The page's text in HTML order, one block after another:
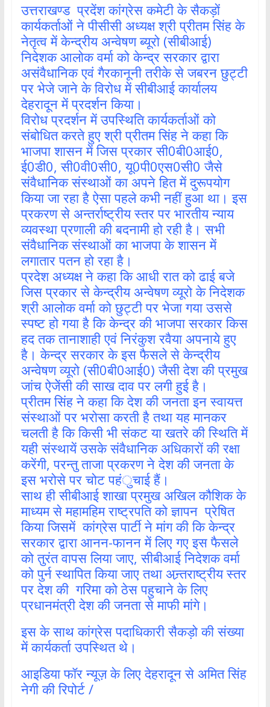
उत्तराखण्ड प्रदेंश कांग्रेस कमेटी के सैकड़ों
कार्यकर्ताओं ने पीसीसी अध्यक्ष श्री प्रीतम सिंह के
नेतृत्व में केन्द्रीय अन्वेषण ब्यूरो (सीबीआई)
निदेशक आलोक वर्मा को केन्द्र सरकार द्वारा
असंवैधानिक एवं गैरकानूनी तरीके से जबरन छुट्टी
पर भेजे जाने के विरोध में सीबीआई कार्यालय
देहरादून में प्रदर्शन किया।
विरोध प्रदर्शन में उपस्थिति कार्यकर्ताओं को
संबोधित करते हुए श्री प्रीतम सिंह ने कहा कि
भाजपा शासन में जिस प्रकार सी0बी0आई0,
ई0डी0, सी0वी0सी0, यू0पी0एस0सी0 जैसे
संवैधानिक संस्थाओं का अपने हित में दुरूपयोग
किया जा रहा है ऐसा पहले कभी नहीं हुआ था। इस
प्रकरण से अन्तर्राष्ट्रीय स्तर पर भारतीय न्याय
व्यवस्था प्रणाली की बदनामी हो रही है। सभी
संवैधानिक संस्थाओं का भाजपा के शासन में
लगातार पतन हो रहा है।
प्रदेश अध्यक्ष ने कहा कि आधी रात को ढाई बजे
जिस प्रकार से केन्द्रीय अन्वेषण व्यूरो के निदेशक
श्री आलोक वर्मा को छुट्टी पर भेजा गया उससे
स्पष्ट हो गया है कि केन्द्र की भाजपा सरकार किस
हद तक तानाशाही एवं निरंकुश रवैया अपनाये हुए
है। केन्द्र सरकार के इस फैसले से केन्द्रीय
अन्वेषण व्यूरो (सी0बी0आई0) जैसी देश की प्रमुख
जांच ऐजेेंसी की साख दाव पर लगी हुई है।
प्रीतम सिंह ने कहा कि देश की जनता इन स्वायत्त
संस्थाओं पर भरोसा करती है तथा यह मानकर
चलती है कि किसी भी संकट या खतरे की स्थिति में
यही संस्थायें उसके संवैधानिक अधिकारों की रक्षा
करेंगी, परन्तु ताजा प्रकरण ने देश की जनता के
इस भरोसे पर चोट पहंुचाई हैं।
साथ ही सीबीआई शाखा प्रमुख अखिल कौशिक के
माध्यम से महामहिम राष्ट्रपति को ज्ञापन प्रेषित
किया जिसमें कांग्रेस पार्टी ने मांग की कि केन्द्र
सरकार द्वारा आनन-फानन में लिए गए इस फैसले
को तुरंत वापस लिया जाए, सीबीआई निदेशक वर्मा
को पुर्न स्थापित किया जाए तथा अन्र्तराष्ट्रीय स्तर
पर देश की गरिमा को ठेस पहुचाने के लिए
प्रधानमंत्री देश की जनता से माफी मांगे।
इस के साथ कांग्रेस पदाधिकारी सैकड़ो की संख्या
में कार्यकर्ता उपस्थित थे।
आइडिया फॉर न्यूज़ के लिए देहरादून से अमित सिंह
नेगी की रिपोर्ट /